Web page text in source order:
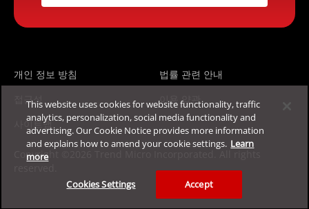
개인 정보 방침
법률 관련 안내
접근성
이용 약관
사이트맵
Copyright ©2026 Trend Micro Incorporated. All rights
This website uses cookies for website functionality, traffic
analytics, personalization, social media functionality and
advertising. Our Cookie Notice provides more information
and explains how to amend your cookie settings. Learn
more
Cookies Settings Accept